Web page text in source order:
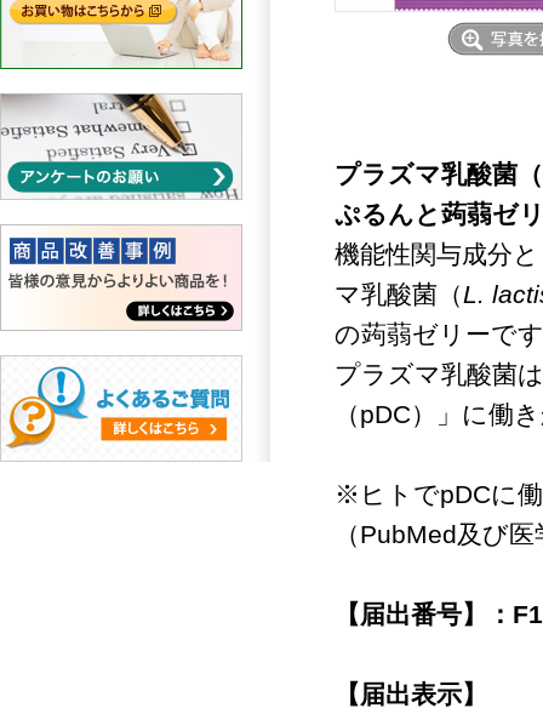
プラズマ乳酸菌（
ぷるんと蒟蒻ゼ
機能性関与成分
マ乳酸菌（L.
の蒟蒻ゼリーで
プラズマ乳酸菌
（pDC）」に働
※ヒトでpDCに
（PubMed及び
【届出番号】：
【届出表示】